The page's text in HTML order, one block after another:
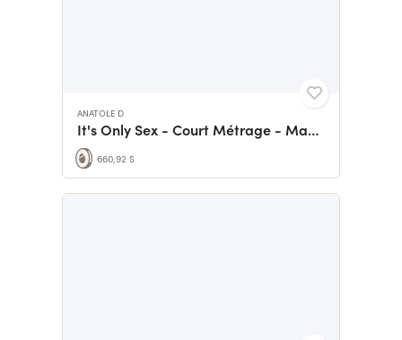
ANATOLE D
It's Only Sex - Court Métrage - Master Pro Panthéon Sorbonne
660,92 $